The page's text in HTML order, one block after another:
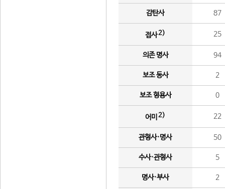
감탄사 87
접사2) 25
의존 명사 94
보조 동사 2
보조 형용사 0
어미 2) 22
관형사·명사 50
수사·관형사 5
명사·부사 2